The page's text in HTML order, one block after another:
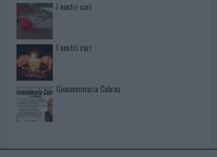
I nostri cari
I nostri cari
Giovannimaria Cabras